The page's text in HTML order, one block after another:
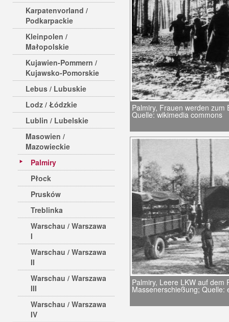
Karpatenvorland /
Podkarpackie
Kleinpolen /
Małopolskie
Kujawien-Pommern /
Kujawsko-Pomorskie
Lebus / Lubuskie
Lodz / Łódzkie
Lublin / Lubelskie
Masowien /
Mazowieckie
Palmiry
Płock
Prusków
Treblinka
Warschau / Warszawa
I
Warschau / Warszawa
II
Warschau / Warszawa
III
Warschau / Warszawa
IV
Palmiry, Frauen werden
Quelle: wikimedia commons
Palmiry, Leere LKW auf dem
Massenerschießung; Quelle: